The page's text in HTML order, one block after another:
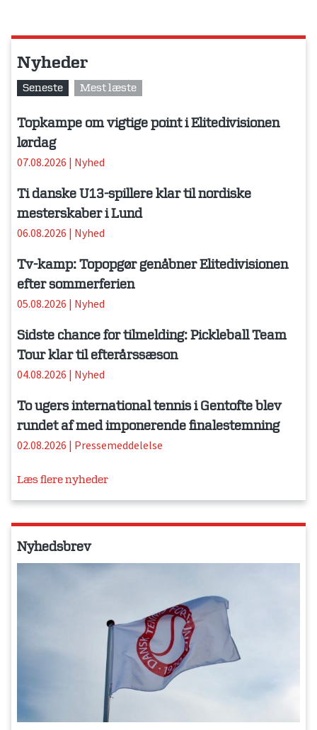
Nyheder
Seneste Mest læste
Topkampe om vigtige point i Elitedivisionen
lørdag
07.08.2026 | Nyhed
Ti danske U13-spillere klar til nordiske
mesterskaber i Lund
06.08.2026 | Nyhed
Tv-kamp: Topopgør genåbner Elitedivisionen
efter sommerferien
05.08.2026 | Nyhed
Sidste chance for tilmelding: Pickleball Team
Tour klar til efterårssæson
04.08.2026 | Nyhed
To ugers international tennis i Gentofte blev
rundet af med imponerende finalestemning
02.08.2026 | Pressemeddelelse
Læs flere nyheder
Nyhedsbrev